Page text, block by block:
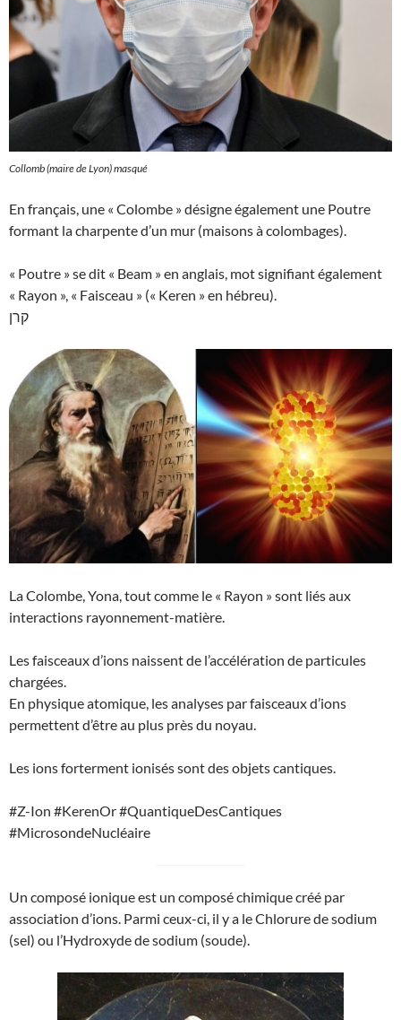
Collomb (maire de Lyon) masqué
En français, une « Colombe » désigne également une Poutre
formant la charpente d’un mur (maisons à colombages).
« Poutre » se dit « Beam » en anglais, mot signifiant également
« Rayon », « Faisceau » (« Keren » en hébreu).
קרן
La Colombe, Yona, tout comme le « Rayon » sont liés aux
interactions rayonnement-matière.
Les faisceaux d’ions naissent de l’accélération de particules
chargées.
En physique atomique, les analyses par faisceaux d’ions
permettent d’être au plus près du noyau.
Les ions forterment ionisés sont des objets cantiques.
#Z-Ion #KerenOr #QuantiqueDesCantiques
#MicrosondeNucléaire
Un composé ionique est un composé chimique créé par
association d’ions. Parmi ceux-ci, il y a le Chlorure de sodium
(sel) ou l’Hydroxyde de sodium (soude).